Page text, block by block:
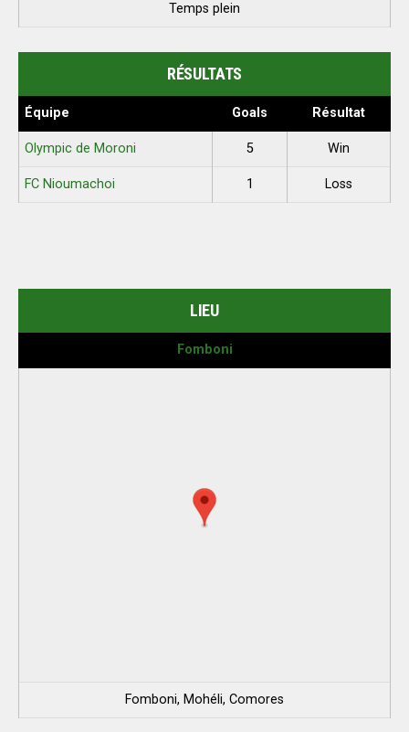
Temps plein
RÉSULTATS
Équipe Goals Résultat
Olympic de Moroni 5 Win
FC Nioumachoi 1 Loss
LIEU
Fomboni
Fomboni, Mohéli, Comores